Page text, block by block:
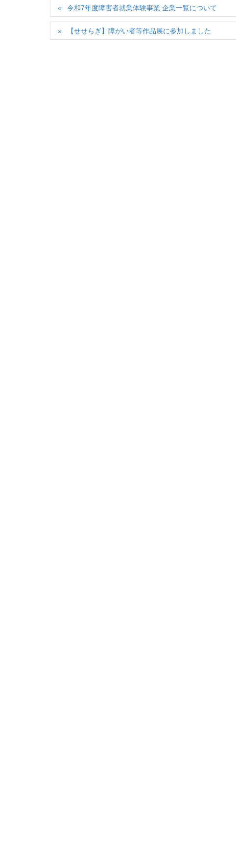
令和7年度障害者就業体験事業 企業一覧について
【せせらぎ】障がい者等作品展に参加しました